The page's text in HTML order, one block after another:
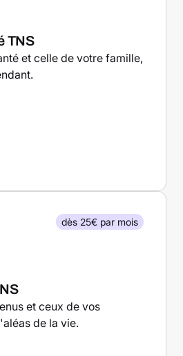
TNS
et celle de votre famille,
et ceux de vos
de la vie.
dès 25€ par mois